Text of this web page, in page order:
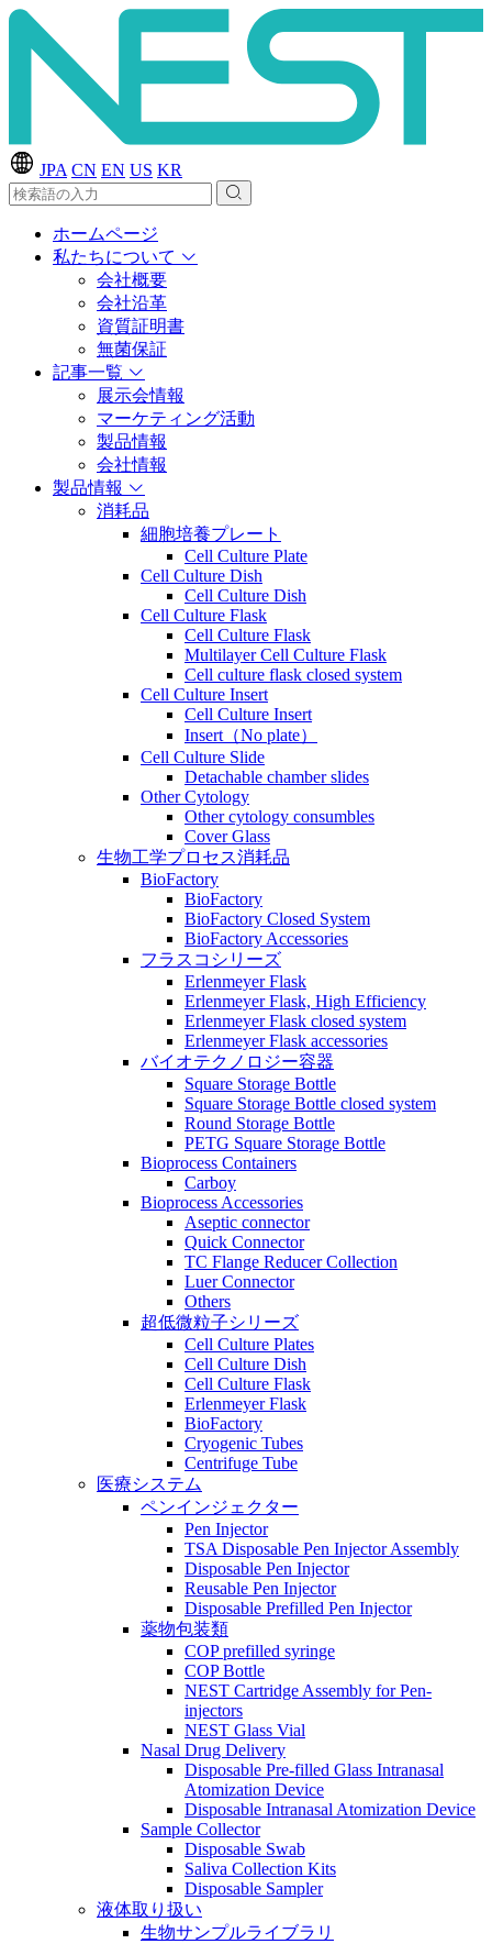
JPA CN EN US KR
ホームページ
私たちについて
会社概要
会社沿革
資質証明書
無菌保証
記事一覧
展示会情報
マーケティング活動
製品情報
会社情報
製品情報
消耗品
細胞培養プレート
Cell Culture Plate
Cell Culture Dish
Cell Culture Dish
Cell Culture Flask
Cell Culture Flask
Multilayer Cell Culture Flask
Cell culture flask closed system
Cell Culture Insert
Cell Culture Insert
Insert（No plate）
Cell Culture Slide
Detachable chamber slides
Other Cytology
Other cytology consumbles
Cover Glass
生物工学プロセス消耗品
BioFactory
BioFactory
BioFactory Closed System
BioFactory Accessories
フラスコシリーズ
Erlenmeyer Flask
Erlenmeyer Flask, High Efficiency
Erlenmeyer Flask closed system
Erlenmeyer Flask accessories
バイオテクノロジー容器
Square Storage Bottle
Square Storage Bottle closed system
Round Storage Bottle
PETG Square Storage Bottle
Bioprocess Containers
Carboy
Bioprocess Accessories
Aseptic connector
Quick Connector
TC Flange Reducer Collection
Luer Connector
Others
超低微粒子シリーズ
Cell Culture Plates
Cell Culture Dish
Cell Culture Flask
Erlenmeyer Flask
BioFactory
Cryogenic Tubes
Centrifuge Tube
医療システム
ペンインジェクター
Pen Injector
TSA Disposable Pen Injector Assembly
Disposable Pen Injector
Reusable Pen Injector
Disposable Prefilled Pen Injector
薬物包装類
COP prefilled syringe
COP Bottle
NEST Cartridge Assembly for Pen-
injectors
NEST Glass Vial
Nasal Drug Delivery
Disposable Pre-filled Glass Intranasal
Atomization Device
Disposable Intranasal Atomization Device
Sample Collector
Disposable Swab
Saliva Collection Kits
Disposable Sampler
液体取り扱い
生物サンプルライブラリ